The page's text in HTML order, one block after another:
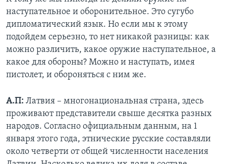
наступательное и оборонительное. Это сугубо
дипломатический язык. Но если мы к этому
подойдем серьезно, то нет никакой разницы: как
можно различить, какое оружие наступательное, а
какое для обороны? Можно и наступать, имея
пистолет, и обороняться с ним же.
А.П: Латвия – многонациональная страна, здесь
проживают представители свыше десятка разных
народов. Согласно официальным данным, на 1
января этого года, этнические русские составляли
около четверти от общей численности населения